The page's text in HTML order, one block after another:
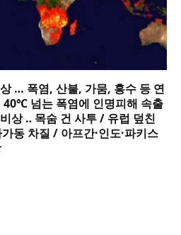
… 폭염, 산불, 가뭄, 홍수 등 연
40℃ 넘는 폭염에 인명피해 속출
상 ‥ 목숨 건 사투 / 유럽 덮친
동 차질 / 아프간·인도·파키스